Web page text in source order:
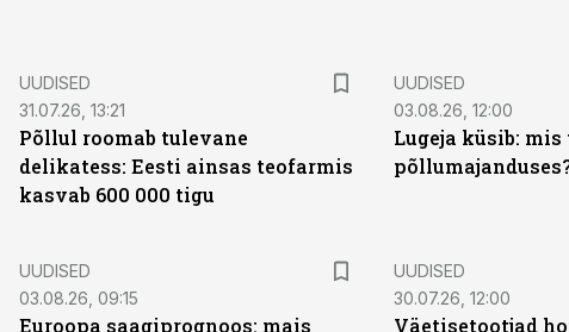
UUDISED
31.07.26, 13:21
Põllul roomab tulevane
delikatess: Eesti ainsas teofarmis
kasvab 600 000 tigu
UUDISED
03.08.26, 12:00
Lugeja küsib:
UUDISED
03.08.26, 09:15
Euroopa saagiprognoos: mais
UUDISED
30.07.26, 12:00
Väetisetootjad